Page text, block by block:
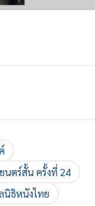
นตร์สั้น ครั้งที่ 24
นิธิหนังไทย